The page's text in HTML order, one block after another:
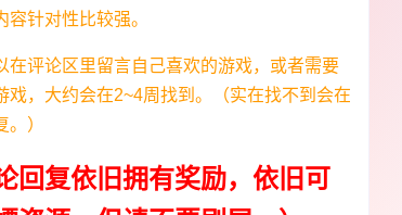
容针对性比较强。
在评论区里留言自己喜欢的游戏，或者需要
戏，大约会在2~4周找到。（实在找不到会在
。）
回复依旧拥有奖励，依旧可